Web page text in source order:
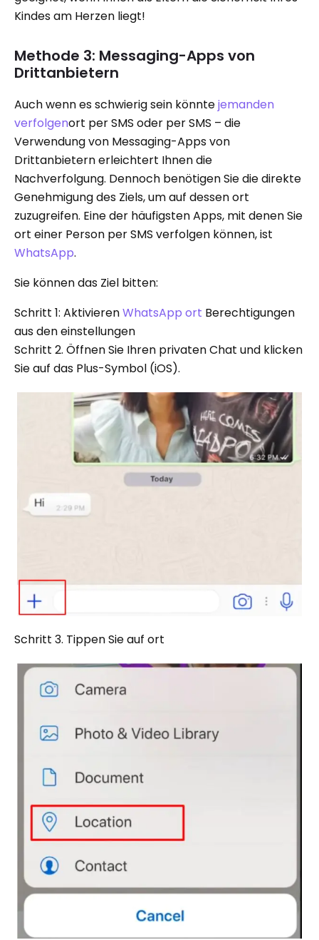
Kindes am Herzen liegt!
Methode 3: Messaging-Apps von
Drittanbietern
Auch wenn es schwierig sein könntejemanden
verfolgenort per SMS oder per SMS – die
Verwendung von Messaging-Apps von
Drittanbietern erleichtert Ihnen die
Nachverfolgung. Dennoch benötigen Sie die direkte
Genehmigung des Ziels, um auf dessen ort
zuzugreifen. Eine der häufigsten Apps, mit denen Sie
ort einer Person per SMS verfolgen können, ist
WhatsApp.
Sie können das Ziel bitten:
Schritt 1: AktivierenWhatsApp ort Berechtigungen
aus den einstellungen
Schritt 2. Öffnen Sie Ihren privaten Chat und klicken
Sie auf das Plus-Symbol (iOS).
Schritt 3. Tippen Sie auf ort